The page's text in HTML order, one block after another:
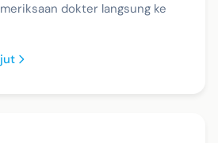
dokter langsung ke